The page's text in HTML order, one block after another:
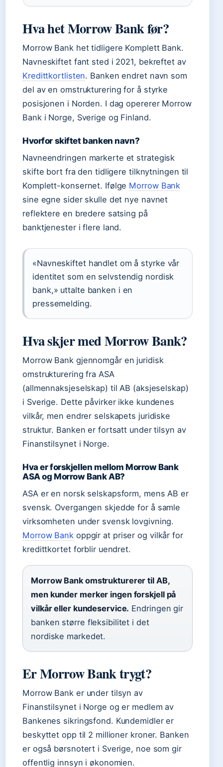
Hva het Morrow Bank før?
Morrow Bank het tidligere Komplett Bank.
Navneskiftet fant sted i 2021, bekreftet av
Kredittkortlisten. Banken endret navn som
del av en omstrukturering for å styrke
posisjonen i Norden. I dag opererer Morrow
Bank i Norge, Sverige og Finland.
Hvorfor skiftet banken navn?
Navneendringen markerte et strategisk
skifte bort fra den tidligere tilknytningen til
Komplett-konsernet. Ifølge Morrow Bank
sine egne sider skulle det nye navnet
reflektere en bredere satsing på
banktjenester i flere land.
«Navneskiftet handlet om å styrke vår
identitet som en selvstendig nordisk
bank,» uttalte banken i en
pressemelding.
Hva skjer med Morrow Bank?
Morrow Bank gjennomgår en juridisk
omstrukturering fra ASA
(allmennaksjeselskap) til AB (aksjeselskap)
i Sverige. Dette påvirker ikke kundenes
vilkår, men endrer selskapets juridiske
struktur. Banken er fortsatt under tilsyn av
Finanstilsynet i Norge.
Hva er forskjellen mellom Morrow Bank
ASA og Morrow Bank AB?
ASA er en norsk selskapsform, mens AB er
svensk. Overgangen skjedde for å samle
virksomheten under svensk lovgivning.
Morrow Bankoppgir at priser og vilkår for
kredittkortet forblir uendret.
Morrow Bank omstrukturerer til AB,
men kunder merker ingen forskjell på
vilkår eller kundeservice. Endringen gir
banken større fleksibilitet i det
nordiske markedet.
Er Morrow Bank trygt?
Morrow Bank er under tilsyn av
Finanstilsynet i Norge og er medlem av
Bankenes sikringsfond. Kundemidler er
beskyttet opp til 2 millioner kroner. Banken
er også børsnotert i Sverige, noe som gir
offentlig innsyn i økonomien.